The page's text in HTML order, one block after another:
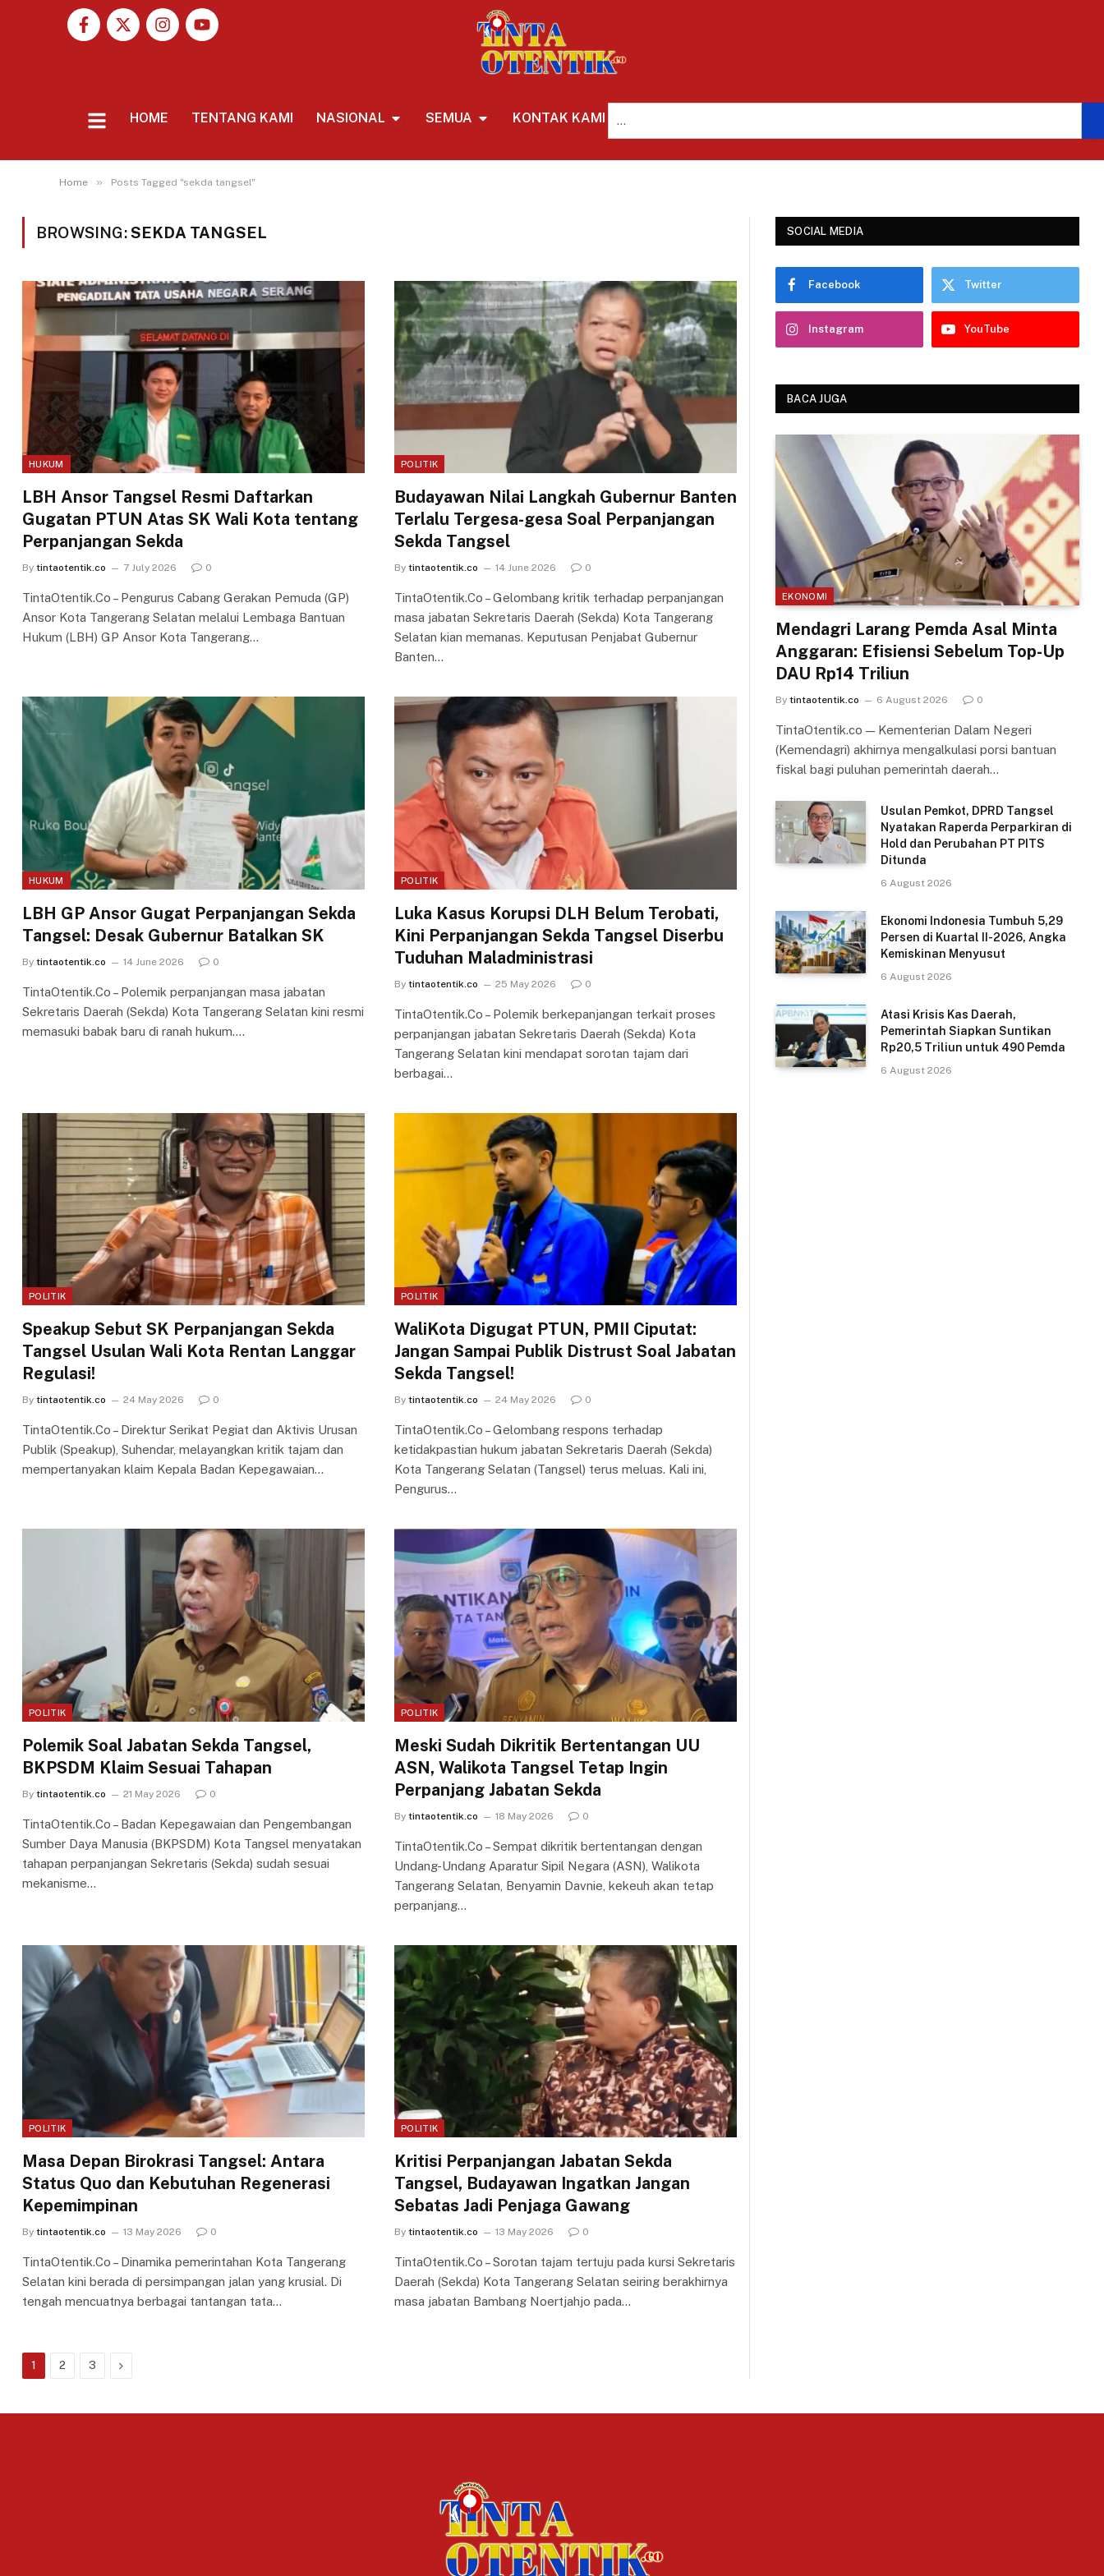
HOME TENTANG KAMI NASIONAL SEMUA KONTAK KAMI
Home » Posts Tagged "sekda tangsel"
BROWSING:SEKDA TANGSEL
HUKUM
LBH Ansor Tangsel Resmi Daftarkan
Gugatan PTUN Atas SK Wali Kota tentang
Perpanjangan Sekda
By tintaotentik.co 7 July 2026 0
TintaOtentik.Co – Pengurus Cabang Gerakan Pemuda (GP)
Ansor Kota Tangerang Selatan melalui Lembaga Bantuan
Hukum (LBH) GP Ansor Kota Tangerang…
POLITIK
Budayawan Nilai Langkah Gubernur Banten
Terlalu Tergesa-gesa Soal Perpanjangan
Sekda Tangsel
By tintaotentik.co 14 June 2026 0
TintaOtentik.Co – Gelombang kritik terhadap perpanjangan
masa jabatan Sekretaris Daerah (Sekda) Kota Tangerang
Selatan kian memanas. Keputusan Penjabat Gubernur
Banten…
HUKUM
LBH GP Ansor Gugat Perpanjangan Sekda
Tangsel: Desak Gubernur Batalkan SK
By tintaotentik.co 14 June 2026 0
TintaOtentik.Co – Polemik perpanjangan masa jabatan
Sekretaris Daerah (Sekda) Kota Tangerang Selatan kini resmi
memasuki babak baru di ranah hukum.…
POLITIK
Luka Kasus Korupsi DLH Belum Terobati,
Kini Perpanjangan Sekda Tangsel Diserbu
Tuduhan Maladministrasi
By tintaotentik.co 25 May 2026 0
TintaOtentik.Co – Polemik berkepanjangan terkait proses
perpanjangan jabatan Sekretaris Daerah (Sekda) Kota
Tangerang Selatan kini mendapat sorotan tajam dari
berbagai…
POLITIK
Speakup Sebut SK Perpanjangan Sekda
Tangsel Usulan Wali Kota Rentan Langgar
Regulasi!
By tintaotentik.co 24 May 2026 0
TintaOtentik.Co – Direktur Serikat Pegiat dan Aktivis Urusan
Publik (Speakup), Suhendar, melayangkan kritik tajam dan
mempertanyakan klaim Kepala Badan Kepegawaian…
POLITIK
WaliKota Digugat PTUN, PMII Ciputat:
Jangan Sampai Publik Distrust Soal Jabatan
Sekda Tangsel!
By tintaotentik.co 24 May 2026 0
TintaOtentik.Co – Gelombang respons terhadap
ketidakpastian hukum jabatan Sekretaris Daerah (Sekda)
Kota Tangerang Selatan (Tangsel) terus meluas. Kali ini,
Pengurus…
POLITIK
Polemik Soal Jabatan Sekda Tangsel,
BKPSDM Klaim Sesuai Tahapan
By tintaotentik.co 21 May 2026 0
TintaOtentik.Co – Badan Kepegawaian dan Pengembangan
Sumber Daya Manusia (BKPSDM) Kota Tangsel menyatakan
tahapan perpanjangan Sekretaris (Sekda) sudah sesuai
mekanisme…
POLITIK
Meski Sudah Dikritik Bertentangan UU
ASN, Walikota Tangsel Tetap Ingin
Perpanjang Jabatan Sekda
By tintaotentik.co 18 May 2026 0
TintaOtentik.Co – Sempat dikritik bertentangan dengan
Undang-Undang Aparatur Sipil Negara (ASN), Walikota
Tangerang Selatan, Benyamin Davnie, kekeuh akan tetap
perpanjang…
POLITIK
Masa Depan Birokrasi Tangsel: Antara
Status Quo dan Kebutuhan Regenerasi
Kepemimpinan
By tintaotentik.co 13 May 2026 0
TintaOtentik.Co – Dinamika pemerintahan Kota Tangerang
Selatan kini berada di persimpangan jalan yang krusial. Di
tengah mencuatnya berbagai tantangan tata…
POLITIK
Kritisi Perpanjangan Jabatan Sekda
Tangsel, Budayawan Ingatkan Jangan
Sebatas Jadi Penjaga Gawang
By tintaotentik.co 13 May 2026 0
TintaOtentik.Co – Sorotan tajam tertuju pada kursi Sekretaris
Daerah (Sekda) Kota Tangerang Selatan seiring berakhirnya
masa jabatan Bambang Noertjahjo pada…
1 2 3 Next
SOCIAL MEDIA
Facebook Twitter
Instagram YouTube
BACA JUGA
EKONOMI
Mendagri Larang Pemda Asal Minta
Anggaran: Efisiensi Sebelum Top-Up
DAU Rp14 Triliun
By tintaotentik.co 6 August 2026 0
TintaOtentik.co — Kementerian Dalam Negeri
(Kemendagri) akhirnya mengalkulasi porsi bantuan
fiskal bagi puluhan pemerintah daerah…
Usulan Pemkot, DPRD Tangsel
Nyatakan Raperda Perparkiran di
Hold dan Perubahan PT PITS
Ditunda
6 August 2026
Ekonomi Indonesia Tumbuh 5,29
Persen di Kuartal II-2026, Angka
Kemiskinan Menyusut
6 August 2026
Atasi Krisis Kas Daerah,
Pemerintah Siapkan Suntikan
Rp20,5 Triliun untuk 490 Pemda
6 August 2026